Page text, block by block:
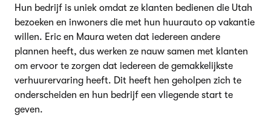
Hun bedrijf is uniek omdat ze klanten bedienen die Utah
bezoeken en inwoners die met hun huurauto op vakantie
willen. Eric en Maura weten dat iedereen andere
plannen heeft, dus werken ze nauw samen met klanten
om ervoor te zorgen dat iedereen de gemakkelijkste
verhuurervaring heeft. Dit heeft hen geholpen zich te
onderscheiden en hun bedrijf een vliegende start te
geven.